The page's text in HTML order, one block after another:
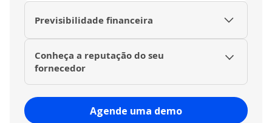
Previsibilidade financeira
financeiros e identifica sinais de alerta antes
que a falência de um fornecedor afete sua
distribuição e seus negócios.
Conheça a reputação do seu
fornecedor
seus fornecedores são percebidos e qual é o
Agende uma demo